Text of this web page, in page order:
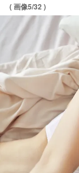
( 画像5/32 )